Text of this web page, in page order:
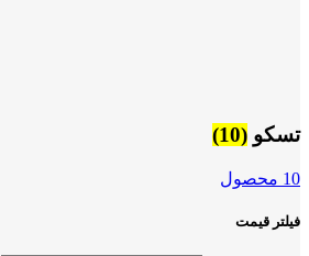
تسکو (10)
10 محصول
فیلتر قیمت